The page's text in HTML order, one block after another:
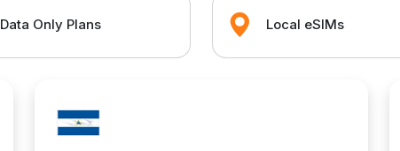
Data Only Plans Local eSIMs